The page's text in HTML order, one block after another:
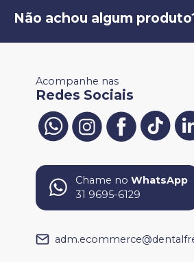
Não achou algum
Acompanhe nas
Redes Sociais
Chame no WhatsApp
31 9695-6129